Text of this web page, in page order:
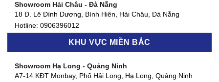
Showroom Quận 7 - TP. HCM
877 Huỳnh Tấn Phát, Phú Thuận, Quận 7, TP HCM
Hotline:0906396012
580 Phan Văn Trị, Phường 7, Quận 5, TP HCM
Hotline:0906396012
Showroom Hải Châu - Đà Nẵng
18 Đ. Lê Đình Dương, Bình Hiên, Hải Châu, Đà Nẵng
Hotline: 0906396012
Showroom Thanh Khê - Đà Nẵng
Hotline:0906396012
KHU VỰC MIỀN BẮC
Showroom Hạ Long - Quảng Ninh
A7-14 KĐT Monbay, Phố Hải Long, Hạ Long, Quảng Ninh